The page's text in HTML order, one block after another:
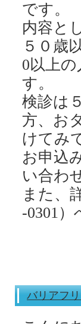
です。
内容と
５０歳
0以上
す。
検診は
方、お
けてみ
お申込
い合わ
また、
バリアフ